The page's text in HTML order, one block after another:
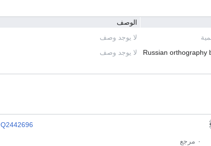
الوصف
لا يوجد وصف
Russian orthography لا يوجد وصف
Q2442696
٠ مرجع